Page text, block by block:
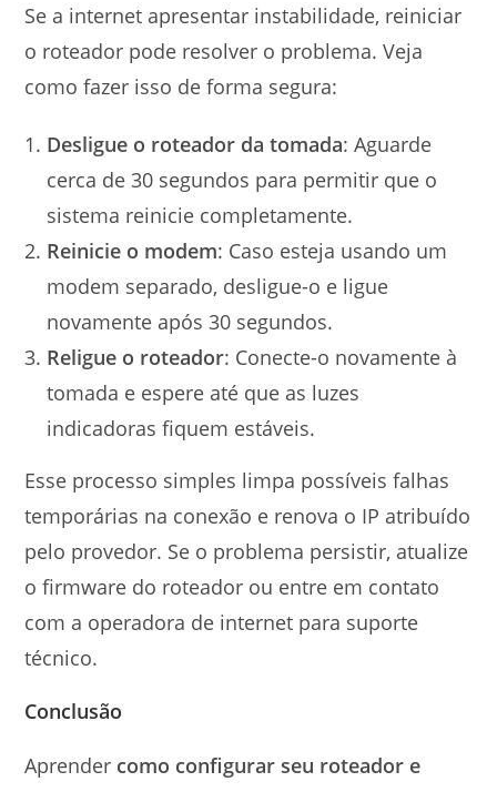
Se a internet apresentar instabilidade, reiniciar
o roteador pode resolver o problema. Veja
como fazer isso de forma segura:
Desligue o roteador da tomada: Aguarde
cerca de 30 segundos para permitir que o
sistema reinicie completamente.
Reinicie o modem: Caso esteja usando um
modem separado, desligue-o e ligue
novamente após 30 segundos.
Religue o roteador: Conecte-o novamente à
tomada e espere até que as luzes
indicadoras fiquem estáveis.
Esse processo simples limpa possíveis falhas
temporárias na conexão e renova o IP atribuído
pelo provedor. Se o problema persistir, atualize
o firmware do roteador ou entre em contato
com a operadora de internet para suporte
técnico.
Conclusão
Aprender como configurar seu roteador e